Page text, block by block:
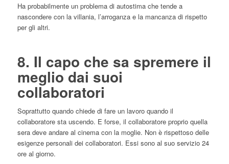
Ha probabilmente un problema di autostima che tende a
nascondere con la villania, l’arroganza e la mancanza di rispetto
per gli altri.
8. Il capo che sa spremere il
meglio dai suoi
collaboratori
Soprattutto quando chiede di fare un lavoro quando il
collaboratore sta uscendo. E forse, il collaboratore proprio quella
sera deve andare al cinema con la moglie. Non è rispettoso delle
esigenze personali dei collaboratori. Essi sono al suo servizio 24
ore al giorno.